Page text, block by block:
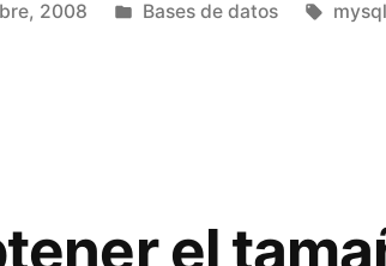
2008
Publicado
Bases de datos mysql
el